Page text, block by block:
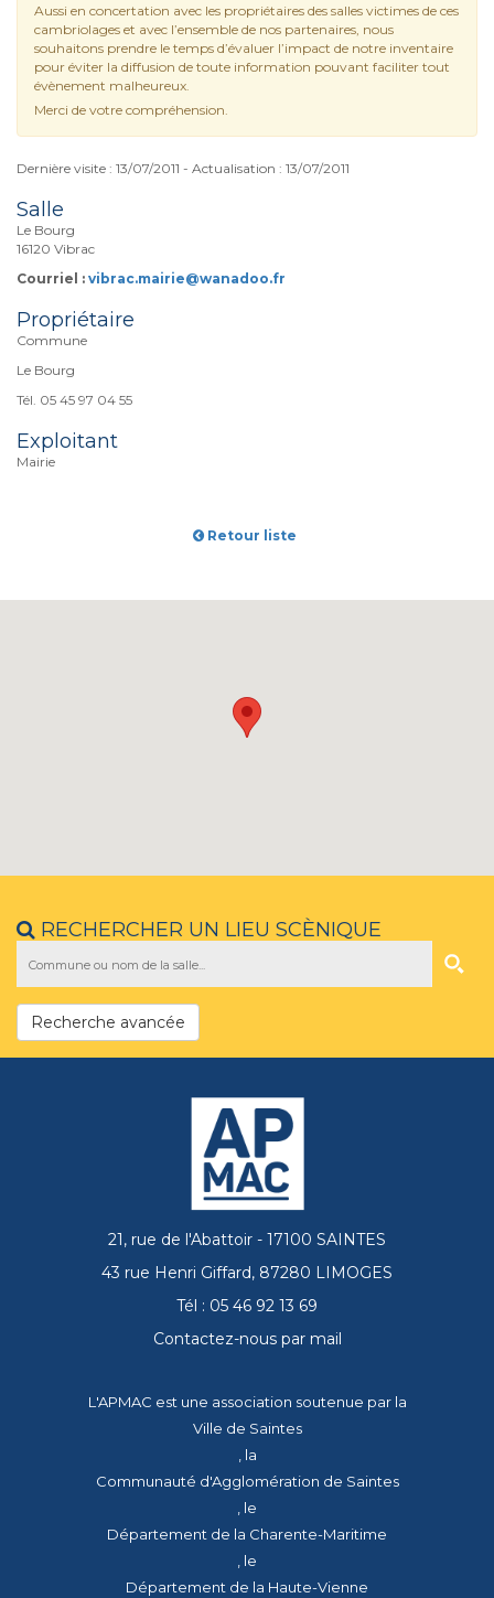
Aussi en concertation avec les propriétaires des salles victimes de ces
cambriolages et avec l’ensemble de nos partenaires, nous
souhaitons prendre le temps d’évaluer l’impact de notre inventaire
pour éviter la diffusion de toute information pouvant faciliter tout
évènement malheureux.
Merci de votre compréhension.
Dernière visite : 13/07/2011 - Actualisation : 13/07/2011
Salle
Le Bourg
16120 Vibrac
Courriel : vibrac.mairie@wanadoo.fr
Propriétaire
Commune
Le Bourg
Tél. 05 45 97 04 55
Exploitant
Mairie
Retour liste
RECHERCHER UN LIEU SCÈNIQUE
Recherche avancée
21, rue de l'Abattoir - 17100 SAINTES
43 rue Henri Giffard, 87280 LIMOGES
Tél : 05 46 92 13 69
Contactez-nous par mail
L'APMAC est une association soutenue par la
Ville de Saintes
, la
Communauté d'Agglomération de Saintes
, le
Département de la Charente-Maritime
, le
Département de la Haute-Vienne